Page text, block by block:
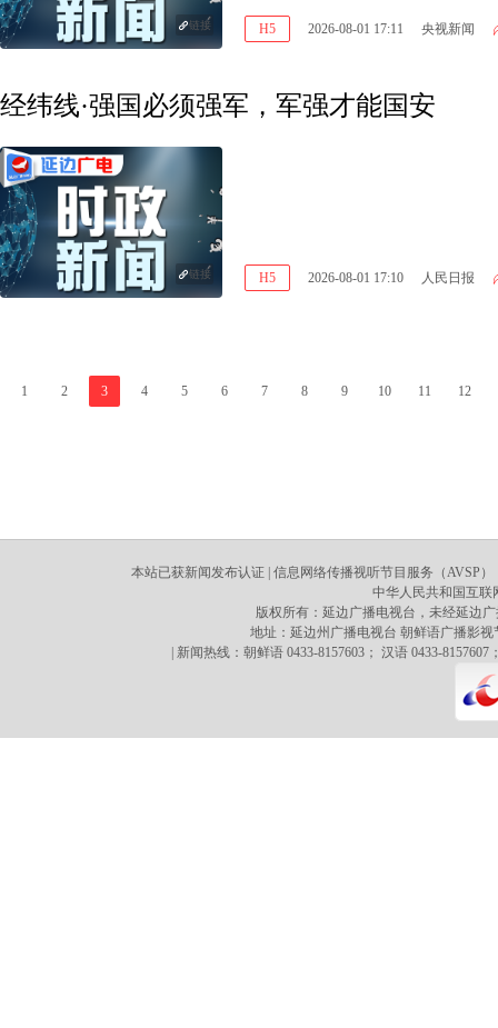
链接 H5 2026-08-01 17:11 央视新闻
经纬线·强国必须强军，军强才能国安
链接 H5 2026-08-01 17:10 人民日报
1 2 3 4 5 6 7 8 9 10 11 12
本站已获新闻发布认证 | 信息网络传播视听节目服务（AVSP）
中华人民共和国互联
版权所有：延边广播电视台，未经延边
地址：延边州广播电视台 朝鲜语广播影视
| 新闻热线：朝鲜语 0433-8157603； 汉语 0433-